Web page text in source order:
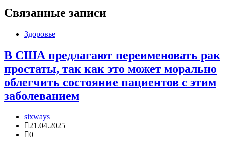
Связанные записи
Здоровье
В США предлагают переименовать рак
простаты, так как это может морально
облегчить состояние пациентов с этим
заболеванием
sixways
21.04.2025
0